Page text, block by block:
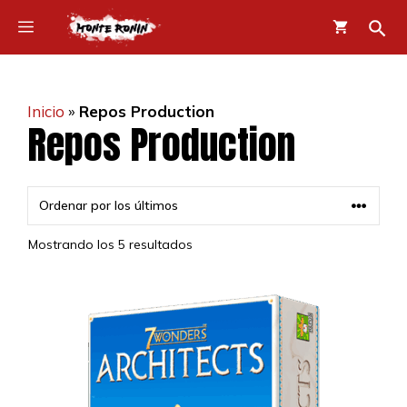
contenido
Menú
Inicio » Repos Production
Repos Production
Mostrando los 5 resultados
últimos